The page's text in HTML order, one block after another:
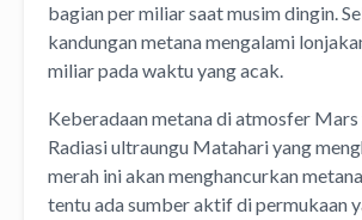
bagian per miliar saat musim dingin.
kandungan metana mengalami
miliar pada waktu yang acak.
Keberadaan metana di atmosfer
Radiasi ultraungu Matahari yang
merah ini akan menghancurkan
tentu ada sumber aktif di permukaan